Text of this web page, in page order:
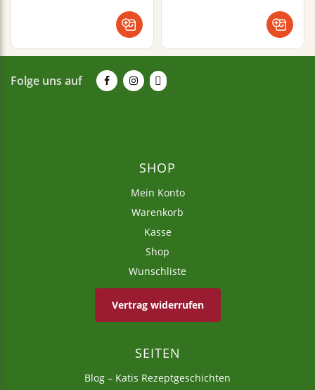
Folge uns auf
SHOP
Mein Konto
Warenkorb
Kasse
Shop
Wunschliste
Vertrag widerrufen
SEITEN
Blog – Katis Rezeptgeschichten